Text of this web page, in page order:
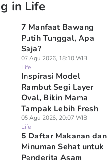
in Life
7 Manfaat Bawang
Putih Tunggal, Apa
Saja?
07 Agu 2026, 18:10 WIB
Life
Inspirasi Model
Rambut Segi Layer
Oval, Bikin Mama
Tampak Lebih Fresh
05 Agu 2026, 20:07 WIB
Life
5 Daftar Makanan dan
Minuman Sehat untuk
Penderita Asam